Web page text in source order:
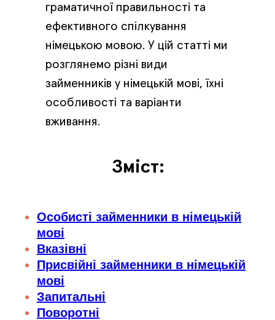
граматичної правильності та
ефективного спілкування
німецькою мовою. У цій статті ми
розглянемо різні види
займенників у німецькій мові, їхні
особливості та варіанти
вживання.
Зміст:
Особисті займенники в німецькій
мові
Вказівні
Присвійні займенники в німецькій
мові
Запитальні
Поворотні